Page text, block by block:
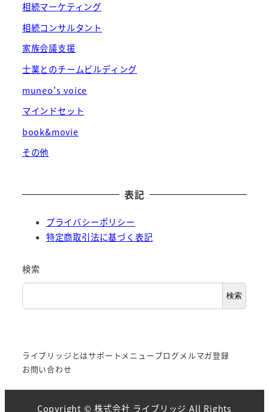
相続マーケティング
相続コンサルタント
家族会議支援
士業とのチームビルディング
muneo's voice
マインドセット
book&movie
その他
表記
プライバシーポリシー
特定商取引法に基づく表記
検索
検索
ライブリッジとはサポートメニューブログ メルマガ登録
お問い合わせ
Copyright ©株式会社 ライブリッジ All Rights